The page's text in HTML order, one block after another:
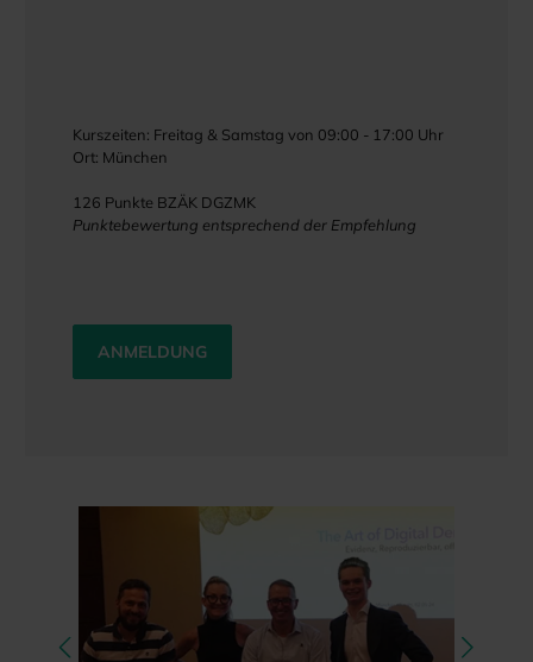
Kurszeiten: Freitag & Samstag von 09:00 - 17:00 Uhr
Ort: München
126 Punkte BZÄK DGZMK
Punktebewertung entsprechend der Empfehlung
ANMELDUNG